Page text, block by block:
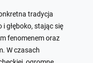
tradycja
głęboko, stając się
fenomenem oraz
W czasach